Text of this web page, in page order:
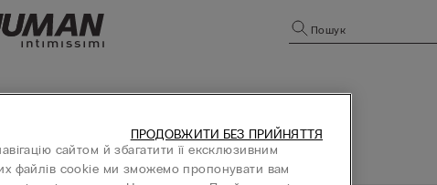
Пошук
сайтом й збагатити її ексклюзивним
файлів cookie ми зможемо пропонувати вам
ПРОДОВЖИТИ БЕЗ ПРИЙНЯТТЯ